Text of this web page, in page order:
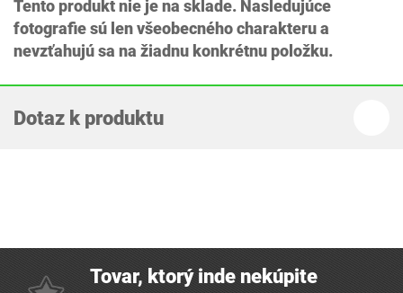
Tento produkt nie je na sklade. Nasledujúce
fotografie sú len všeobecného charakteru a
nevzťahujú sa na žiadnu konkrétnu položku.
Dotaz k produktu
Tovar, ktorý inde nekúpite